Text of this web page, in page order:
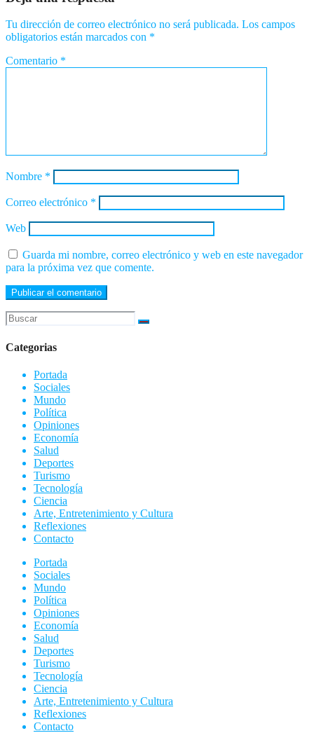
Tu dirección de correo electrónico no será publicada. Los campos
obligatorios están marcados con *
Comentario *
Nombre *
Correo electrónico *
Web
Guarda mi nombre, correo electrónico y web en este navegador
para la próxima vez que comente.
Categorias
Portada
Sociales
Mundo
Política
Opiniones
Economía
Salud
Deportes
Turismo
Tecnología
Ciencia
Arte, Entretenimiento y Cultura
Reflexiones
Contacto
Portada
Sociales
Mundo
Política
Opiniones
Economía
Salud
Deportes
Turismo
Tecnología
Ciencia
Arte, Entretenimiento y Cultura
Reflexiones
Contacto